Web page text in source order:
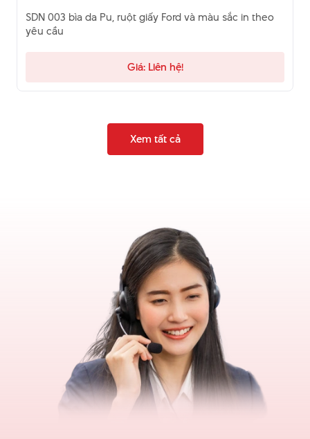
SDN 003 bìa da Pu, ruột giấy Ford và màu sắc in theo
yêu cầu
Giá: Liên hệ!
Xem tất cả